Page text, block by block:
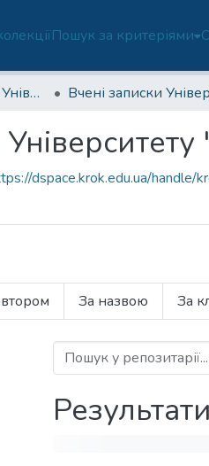
Пошук за критеріями
Наукова періодика Університету
dspace.krok.edu.ua/handle/
За назвою За